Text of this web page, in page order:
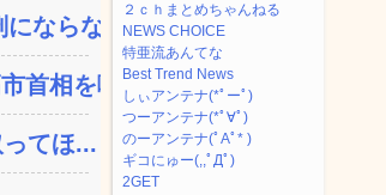
にならない...
首相を嘲笑...
てほ...
２ｃｈまとめちゃんねる
NEWS CHOICE
特亜流あんてな
Best Trend News
しぃアンテナ(*ﾟーﾟ)
つーアンテナ(*ﾟ∀ﾟ)
のーアンテナ(ﾟAﾟ* )
ギコにゅー(,,ﾟДﾟ)
2GET